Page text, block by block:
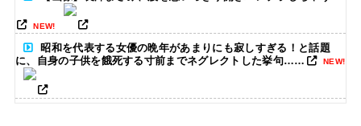
NEW!
昭和を代表する女優の晩年があまりにも寂しすぎる！と話題
に、自身の子供を餓死する寸前までネグレクトした挙句……
NEW!